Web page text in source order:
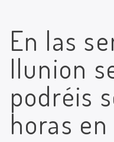
En las
Ilunion
podréis
horas